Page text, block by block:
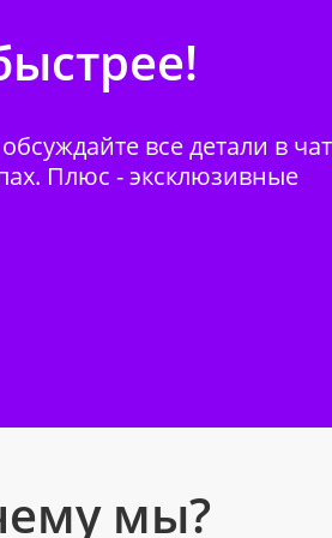
все детали в
Плюс - эксклюзивные
мы?